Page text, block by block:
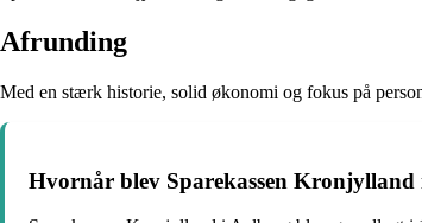
Afrunding
Med en stærk historie, solid økonomi og fokus på
Hvornår blev Sparekassen